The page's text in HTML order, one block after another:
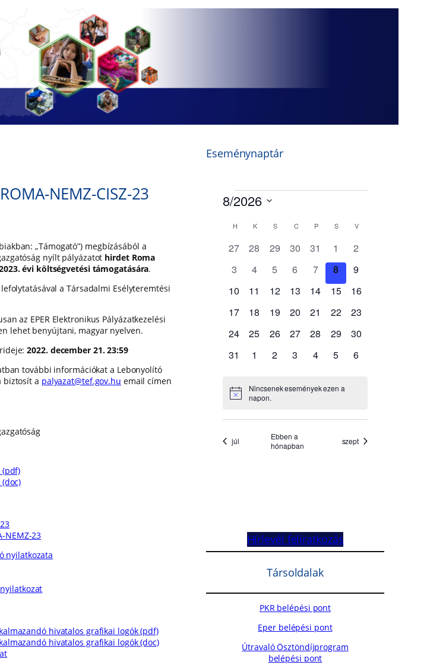
NEMZ-CISZ-23
„Támogató”) megbízásából a
nyílt pályázatot hirdet Roma
évi költségvetési támogatására.
a Társadalmi Esélyteremtési
az EPER Elektronikus Pályázatkezelési
lehet benyújtani, magyar nyelven.
2022. december 21. 23:59
további információkat a Lebonyolító
biztosít a palyazat@tef.gov.hu email címen
(pdf)
NEMZ-23
nyilatkozata
hivatalos grafikai logók (pdf)
hivatalos grafikai logók (doc)
Eseménynaptár
Hírlevél feliratkozás
Társoldalak
PKR belépési pont
Eper belépési pont
Útravaló Ösztöndíjprogram
belépési pont